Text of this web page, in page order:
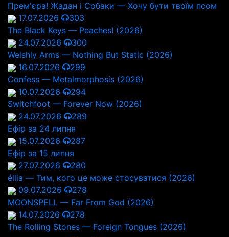
Прем'єра! Жадан і Собаки — Хочу бути твоїм псом
17.07.2026
303
The Black Keys — Peaches! (2026)
24.07.2026
300
Welshly Arms — Nothing But Static (2026)
16.07.2026
299
Confess — Metalmorphosis (2026)
10.07.2026
294
Switchfoot — Forever Now (2026)
24.07.2026
289
Ефір за 24 липня
15.07.2026
287
Ефір за 15 липня
27.07.2026
280
éllia — Тим, кого це може стосуватися (2026)
09.07.2026
278
MOONSPELL — Far From God (2026)
14.07.2026
278
The Rolling Stones — Foreign Tongues (2026)